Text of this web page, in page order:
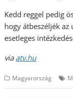
Kedd reggel pedig
hogy átbeszéljék az
esetleges
via atv.hu
Magyarország